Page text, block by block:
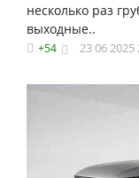
несколько раз
выходные..
+54 23 06 2025